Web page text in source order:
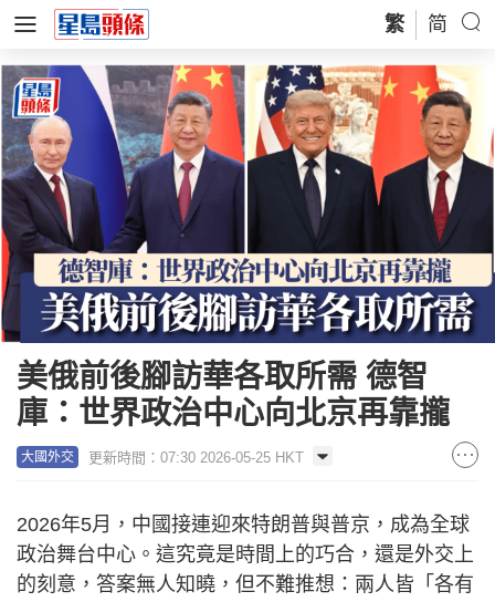
繁 简
美俄前後腳訪華各取所需 德智
庫：世界政治中心向北京再靠攏
大國外交 更新時間：07:30 2026-05-25 HKT
2026年5月，中國接連迎來特朗普與普京，成為全球
政治舞台中心。這究竟是時間上的巧合，還是外交上
的刻意，答案無人知曉，但不難推想：兩人皆「各有